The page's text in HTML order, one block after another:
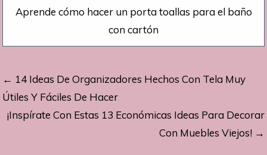
Aprende cómo hacer un porta toallas para el baño
con cartón
Navegación
de
entradas
← 14 Ideas De Organizadores Hechos Con Tela Muy
Útiles Y Fáciles De Hacer
¡Inspírate Con Estas 13 Económicas Ideas Para Decorar
Con Muebles Viejos! →